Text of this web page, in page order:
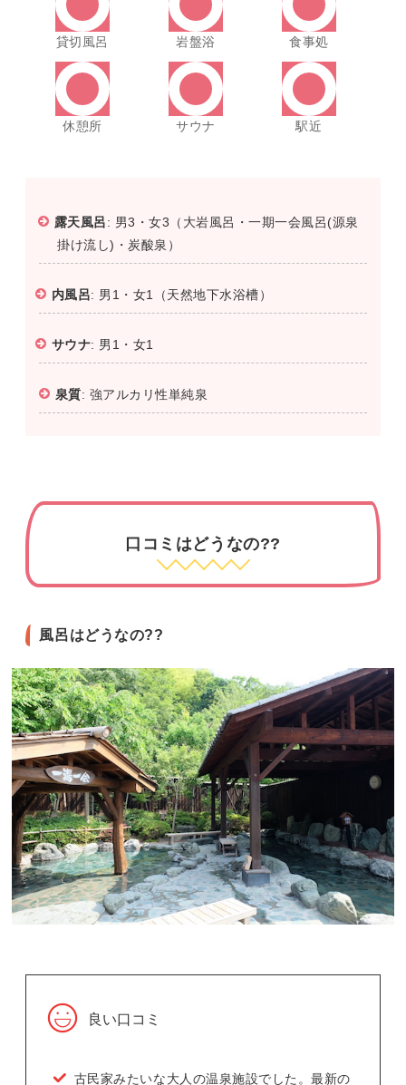
貸切風呂 岩盤浴 食事処
休憩所 サウナ 駅近
露天風呂: 男3・女3（大岩風呂・一期一会風呂(源泉
掛け流し)・炭酸泉）
内風呂: 男1・女1（天然地下水浴槽）
サウナ: 男1・女1
泉質: 強アルカリ性単純泉
口コミはどうなの??
風呂はどうなの??
良い口コミ
古民家みたいな大人の温泉施設でした。最新の